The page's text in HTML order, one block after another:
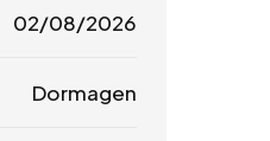
02/08/2026
Dormagen